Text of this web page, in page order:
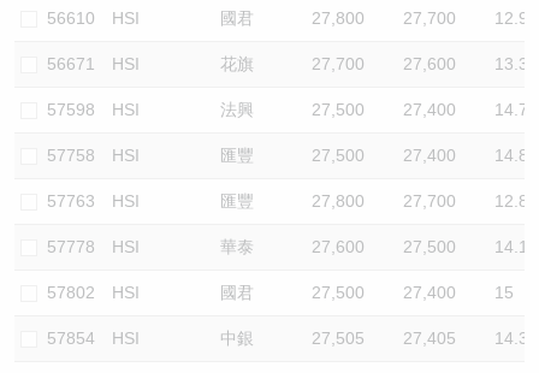
56610 HSI 國君 27,800 27,700 12.9
56671 HSI 花旗 27,700 27,600 13.3
57598 HSI 法興 27,500 27,400 14.7
57758 HSI 匯豐 27,500 27,400 14.8
57763 HSI 匯豐 27,800 27,700 12.8
57778 HSI 華泰 27,600 27,500 14.1
57802 HSI 國君 27,500 27,400 15
57854 HSI 中銀 27,505 27,405 14.3